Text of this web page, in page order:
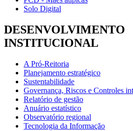
Solo Digital
DESENVOLVIMENTO
INSTITUCIONAL
A Pró-Reitoria
Planejamento estratégico
Sustentabilidade
Governança, Riscos e Controles
Relatório de gestão
Anuário estatístico
Observatório regional
Tecnologia da Informação